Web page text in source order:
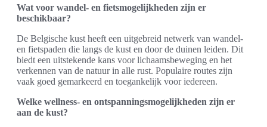
Wat voor wandel- en fietsmogelijkheden zijn er
beschikbaar?
De Belgische kust heeft een uitgebreid netwerk van wandel-
en fietspaden die langs de kust en door de duinen leiden. Dit
biedt een uitstekende kans voor lichaamsbeweging en het
verkennen van de natuur in alle rust. Populaire routes zijn
vaak goed gemarkeerd en toegankelijk voor iedereen.
Welke wellness- en ontspanningsmogelijkheden zijn er
aan de kust?